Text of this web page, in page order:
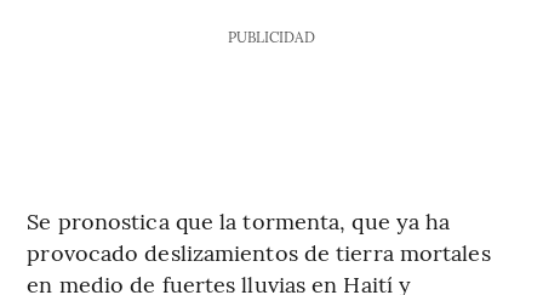
PUBLICIDAD
Se pronostica que la tormenta, que ya ha
provocado deslizamientos de tierra mortales
en medio de fuertes lluvias en Haití y